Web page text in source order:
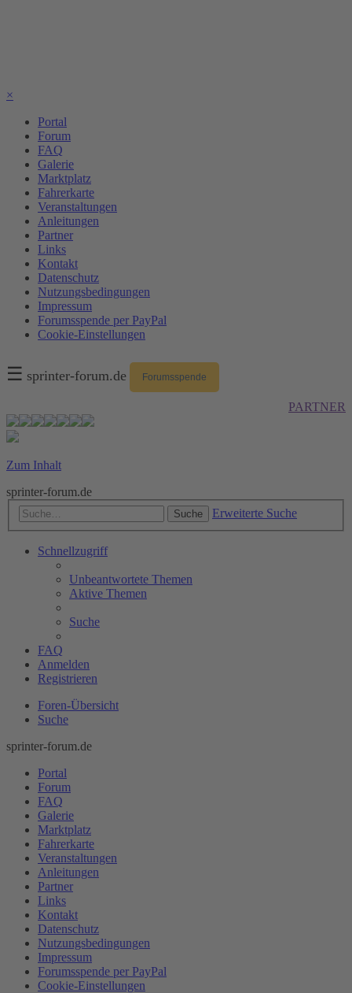
×
Portal
Forum
FAQ
Galerie
Marktplatz
Fahrerkarte
Veranstaltungen
Anleitungen
Partner
Links
Kontakt
Datenschutz
Nutzungsbedingungen
Impressum
Forumsspende per PayPal
Cookie-Einstellungen
☰ sprinter-forum.de Forumsspende
PARTNER
Zum Inhalt
sprinter-forum.de
Suche Erweiterte Suche
Schnellzugriff
Unbeantwortete Themen
Aktive Themen
Suche
FAQ
Anmelden
Registrieren
Foren-Übersicht
Suche
sprinter-forum.de
Portal
Forum
FAQ
Galerie
Marktplatz
Fahrerkarte
Veranstaltungen
Anleitungen
Partner
Links
Kontakt
Datenschutz
Nutzungsbedingungen
Impressum
Forumsspende per PayPal
Cookie-Einstellungen